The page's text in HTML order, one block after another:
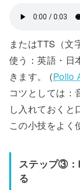
またはTTS（文
使う：英語・日
きます。 (Pollo
コツとしては：
し入れておくと
この小技をよく
ステップ③：
る